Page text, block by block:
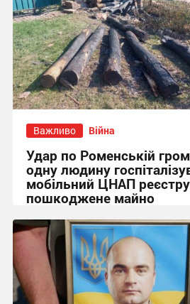
Важливо Війна
Удар по Роменській
одну людину
мобільний ЦНАП
пошкоджене майно
11:11 сьогодні